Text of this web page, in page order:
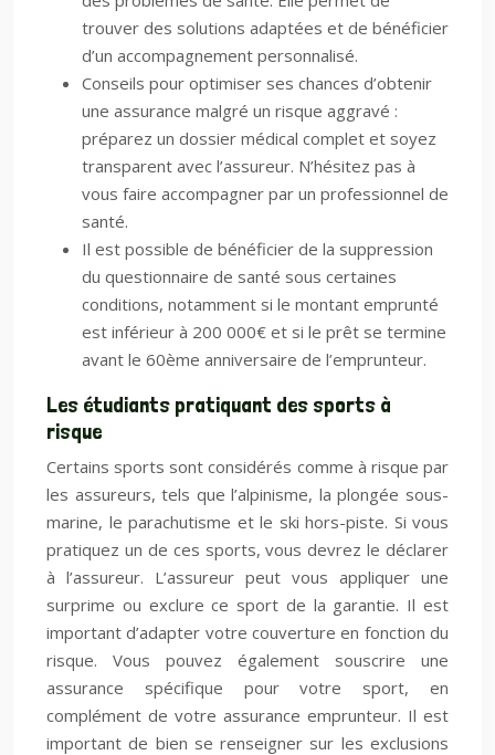
trouver des solutions adaptées et de bénéficier
d’un accompagnement personnalisé.
Conseils pour optimiser ses chances d’obtenir
une assurance malgré un risque aggravé :
préparez un dossier médical complet et soyez
transparent avec l’assureur. N’hésitez pas à
vous faire accompagner par un professionnel de
santé.
Il est possible de bénéficier de la suppression
du questionnaire de santé sous certaines
conditions, notamment si le montant emprunté
est inférieur à 200 000€ et si le prêt se termine
avant le 60ème anniversaire de l’emprunteur.
Les étudiants pratiquant des sports à
risque
Certains sports sont considérés comme à risque par
les assureurs, tels que l’alpinisme, la plongée sous-
marine, le parachutisme et le ski hors-piste. Si vous
pratiquez un de ces sports, vous devrez le déclarer
à l’assureur. L’assureur peut vous appliquer une
surprime ou exclure ce sport de la garantie. Il est
important d’adapter votre couverture en fonction du
risque. Vous pouvez également souscrire une
assurance spécifique pour votre sport, en
complément de votre assurance emprunteur. Il est
important de bien se renseigner sur les exclusions